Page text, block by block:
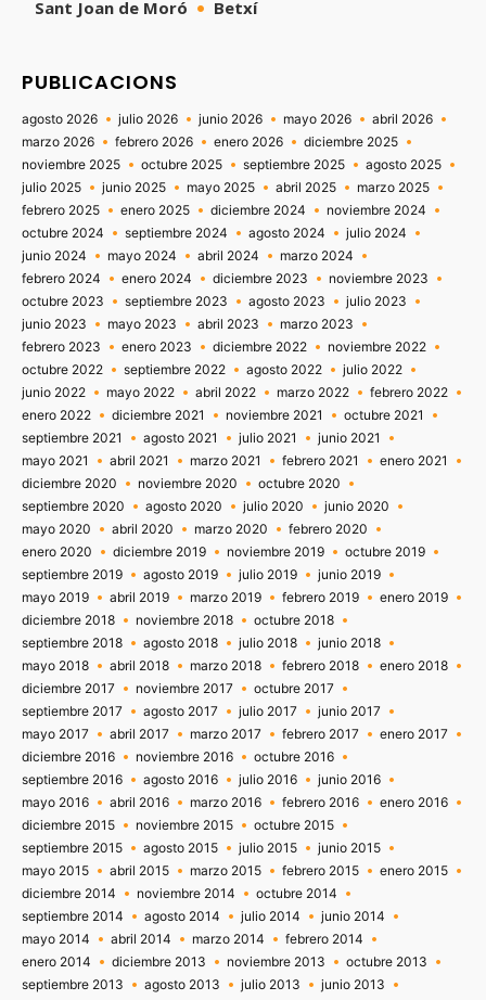
Sant Joan de Moró
Betxí
PUBLICACIONS
agosto 2026 julio 2026 junio 2026 mayo 2026
abril 2026
marzo 2026
febrero 2026 enero 2026
diciembre 2025
noviembre 2025
octubre 2025 septiembre 2025
agosto 2025
julio 2025
junio 2025 mayo 2025 abril 2025
marzo 2025
febrero 2025
enero 2025 diciembre 2024
noviembre 2024
octubre 2024
septiembre 2024 agosto 2024
julio 2024
junio 2024
mayo 2024 abril 2024
marzo 2024
febrero 2024
enero 2024 diciembre 2023
noviembre 2023
octubre 2023
septiembre 2023 agosto 2023
julio 2023
junio 2023
mayo 2023 abril 2023
marzo 2023
febrero 2023
enero 2023 diciembre 2022
noviembre 2022
octubre 2022
septiembre 2022 agosto 2022
julio 2022
junio 2022
mayo 2022 abril 2022 marzo 2022
febrero 2022
enero 2022
diciembre 2021 noviembre 2021
octubre 2021
septiembre 2021
agosto 2021 julio 2021
junio 2021
mayo 2021
abril 2021 marzo 2021 febrero 2021
enero 2021
diciembre 2020
noviembre 2020
octubre 2020
septiembre 2020
agosto 2020 julio 2020
junio 2020
mayo 2020
abril 2020 marzo 2020
febrero 2020
enero 2020
diciembre 2019 noviembre 2019
octubre 2019
septiembre 2019
agosto 2019 julio 2019
junio 2019
mayo 2019
abril 2019 marzo 2019 febrero 2019
enero 2019
diciembre 2018
noviembre 2018
octubre 2018
septiembre 2018
agosto 2018 julio 2018
junio 2018
mayo 2018
abril 2018 marzo 2018 febrero 2018
enero 2018
diciembre 2017
noviembre 2017
octubre 2017
septiembre 2017
agosto 2017 julio 2017
junio 2017
mayo 2017
abril 2017 marzo 2017 febrero 2017
enero 2017
diciembre 2016
noviembre 2016
octubre 2016
septiembre 2016
agosto 2016 julio 2016
junio 2016
mayo 2016
abril 2016 marzo 2016 febrero 2016
enero 2016
diciembre 2015
noviembre 2015
octubre 2015
septiembre 2015
agosto 2015 julio 2015
junio 2015
mayo 2015
abril 2015 marzo 2015 febrero 2015
enero 2015
diciembre 2014
noviembre 2014
octubre 2014
septiembre 2014
agosto 2014 julio 2014
junio 2014
mayo 2014
abril 2014 marzo 2014
febrero 2014
enero 2014
diciembre 2013 noviembre 2013
octubre 2013
septiembre 2013
agosto 2013 julio 2013
junio 2013